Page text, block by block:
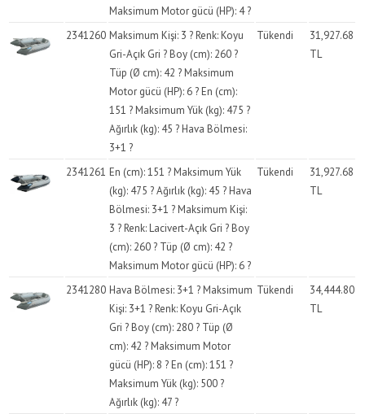
Maksimum Motor gücü (HP): 4 ?
2341260 Maksimum Kişi: 3 ? Renk: Koyu
Gri-Açık Gri ? Boy (cm): 260 ?
Tüp (Ø cm): 42 ? Maksimum
Motor gücü (HP): 6 ? En (cm):
151 ? Maksimum Yük (kg): 475 ?
Ağırlık (kg): 45 ? Hava Bölmesi:
3+1 ?
Tükendi
31,927.68
TL
2341261 En (cm): 151 ? Maksimum Yük
(kg): 475 ? Ağırlık (kg): 45 ? Hava
Bölmesi: 3+1 ? Maksimum Kişi:
3 ? Renk: Lacivert-Açık Gri ? Boy
(cm): 260 ? Tüp (Ø cm): 42 ?
Maksimum Motor gücü (HP): 6 ?
Tükendi
31,927.68
TL
2341280 Hava Bölmesi: 3+1 ? Maksimum
Kişi: 3+1 ? Renk: Koyu Gri-Açık
Gri ? Boy (cm): 280 ? Tüp (Ø
cm): 42 ? Maksimum Motor
gücü (HP): 8 ? En (cm): 151 ?
Maksimum Yük (kg): 500 ?
Ağırlık (kg): 47 ?
Tükendi
34,444.80
TL